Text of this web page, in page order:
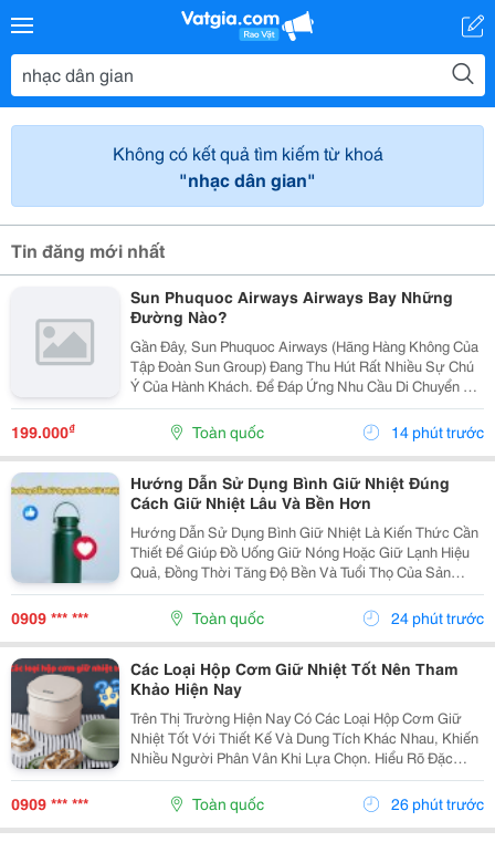
Không có kết quả tìm kiếm từ khoá
"nhạc dân gian"
Tin đăng mới nhất
Sun Phuquoc Airways Airways Bay Những
Đường Nào?
Gần Đây, Sun Phuquoc Airways (Hãng Hàng Không Của
Tập Đoàn Sun Group) Đang Thu Hút Rất Nhiều Sự Chú
Ý Của Hành Khách. Để Đáp Ứng Nhu Cầu Di Chuyển Và
Du Lịch, Hãng Đang Liên Tục Mở Rộng Mạng Lưới Bay,
Kết Nối Trực Tiếp Phú Quốc Với Nhiều Tỉnh Thành...
199.000₫ Toàn quốc 14 phút trước
Hướng Dẫn Sử Dụng Bình Giữ Nhiệt Đúng
Cách Giữ Nhiệt Lâu Và Bền Hơn
Hướng Dẫn Sử Dụng Bình Giữ Nhiệt Là Kiến Thức Cần
Thiết Để Giúp Đồ Uống Giữ Nóng Hoặc Giữ Lạnh Hiệu
Quả, Đồng Thời Tăng Độ Bền Và Tuổi Thọ Của Sản
Phẩm. Trong Bài Viết Này, Cozycup Sẽ Chia Sẻ Cách Vệ
Sinh Bình Trước Khi Sử Dụng, Cách Dùng Đúng Mỗi...
0909 *** *** Toàn quốc 24 phút trước
Các Loại Hộp Cơm Giữ Nhiệt Tốt Nên Tham
Khảo Hiện Nay
Trên Thị Trường Hiện Nay Có Các Loại Hộp Cơm Giữ
Nhiệt Tốt Với Thiết Kế Và Dung Tích Khác Nhau, Khiến
Nhiều Người Phân Vân Khi Lựa Chọn. Hiểu Rõ Đặc
Điểm Của Từng Loại Sẽ Giúp Bạn Dễ Dàng Tìm Được
Sản Phẩm Phù Hợp Với Nhu Cầu Sử Dụng Hằng Ngày.
0909 *** *** Toàn quốc 26 phút trước